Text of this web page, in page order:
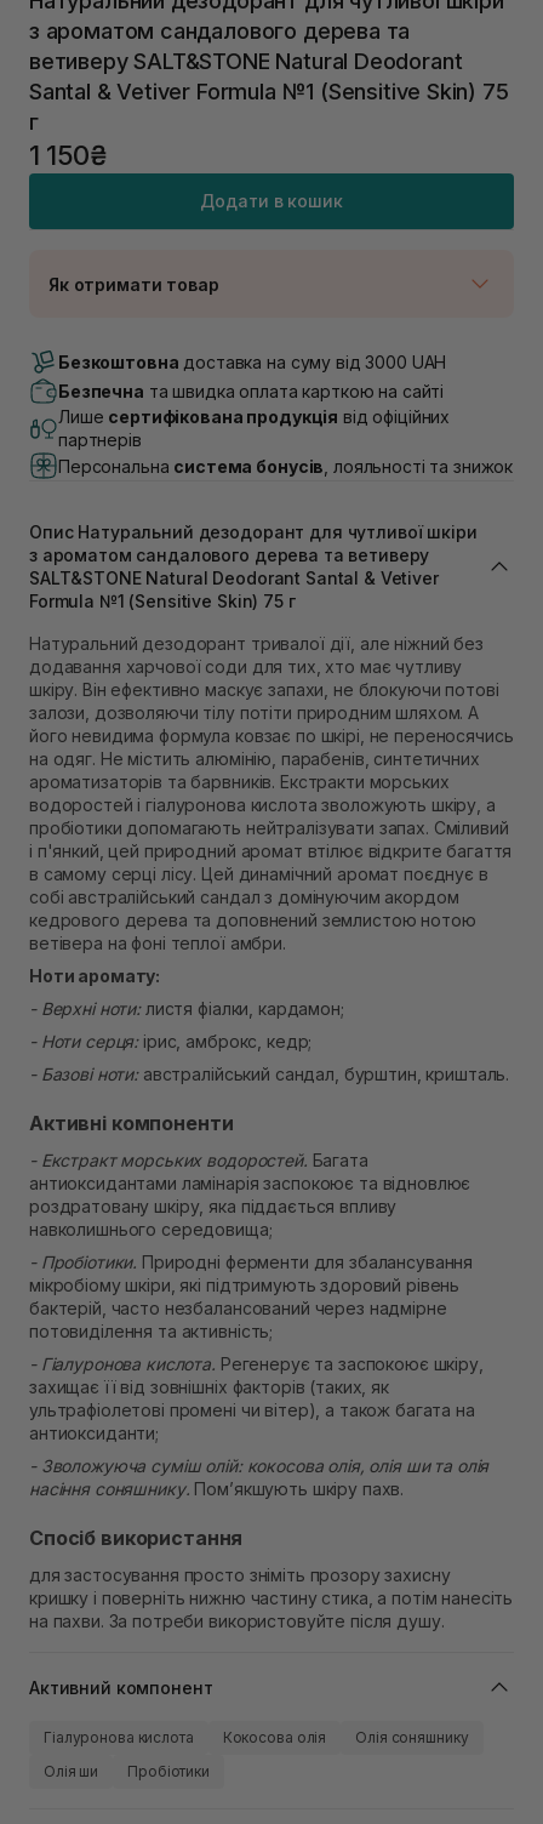
з ароматом сандалового дерева та
ветиверу SALT&STONE Natural Deodorant
Santal & Vetiver Formula №1 (Sensitive Skin) 75
г
1 150₴
Додати в кошик
Як отримати товар
В наявності
Самовивіз м. Луцьк, вул. Винниченка 4
В наявності
Самовивіз м. Львів, вул. Академіка Підстригача, 1В
(Duck’s Lake)
В наявності
В наявності
Самовивіз м. Львів, вул. Степана Бандери 45
В наявності
Самовивіз м. Рівне, вул. 16-го Липня, 15
Самовивіз м. Рівне, вул. Кулика і Гудачека 23 (ТЦ
Екватор)
В наявності
Безкоштовна доставка на суму від 3000 UAH
Безпечна та швидка оплата карткою на сайті
Лише сертифікована продукція від офіційних
партнерів
Персональна система бонусів , лояльності та знижок
Опис Натуральний дезодорант для чутливої шкіри
з ароматом сандалового дерева та ветиверу
SALT&STONE Natural Deodorant Santal & Vetiver
Formula №1 (Sensitive Skin) 75 г
Натуральний дезодорант тривалої дії, але ніжний без
додавання харчової соди для тих, хто має чутливу
шкіру. Він ефективно маскує запахи, не блокуючи потові
залози, дозволяючи тілу потіти природним шляхом. А
його невидима формула ковзає по шкірі, не переносячись
на одяг. Не містить алюмінію, парабенів, синтетичних
ароматизаторів та барвників. Екстракти морських
водоростей і гіалуронова кислота зволожують шкіру, а
пробіотики допомагають нейтралізувати запах. Сміливий
і п'янкий, цей природний аромат втілює відкрите багаття
в самому серці лісу. Цей динамічний аромат поєднує в
собі австралійський сандал з домінуючим акордом
кедрового дерева та доповнений землистою нотою
ветівера на фоні теплої амбри.
Ноти аромату:
- Верхні ноти: листя фіалки, кардамон;
- Ноти серця:ірис, амброкс, кедр;
- Базові ноти: австралійський сандал, бурштин, кришталь.
Активні компоненти
- Екстракт морських водоростей. Багата
антиоксидантами ламінарія заспокоює та відновлює
роздратовану шкіру, яка піддається впливу
навколишнього середовища;
- Пробіотики. Природні ферменти для збалансування
мікробіому шкіри, які підтримують здоровий рівень
бактерій, часто незбалансований через надмірне
потовиділення та активність;
- Гіалуронова кислота. Регенерує та заспокоює шкіру,
захищає її від зовнішніх факторів (таких, як
ультрафіолетові промені чи вітер), а також багата на
антиоксиданти;
- Зволожуюча суміш олій: кокосова олія, олія ши та олія
насіння соняшнику. Пом’якшують шкіру пахв.
Спосіб використання
для застосування просто зніміть прозору захисну
кришку і поверніть нижню частину стика, а потім нанесіть
на пахви. За потреби використовуйте після душу.
Активний компонент
Гіалуронова кислота Кокосова олія
Олія соняшнику
Олія ши
Пробіотики